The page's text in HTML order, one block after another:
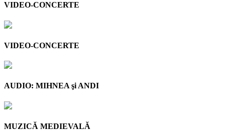
VIDEO-CONCERTE
VIDEO-CONCERTE
AUDIO: MIHNEA şi ANDI
MUZICĂ MEDIEVALĂ